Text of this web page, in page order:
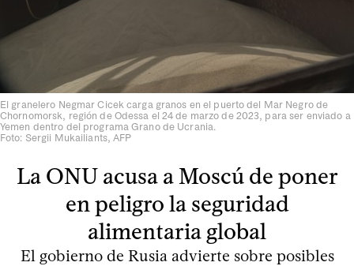
El granelero Negmar Cicek carga granos en el puerto del Mar Negro de
Chornomorsk, región de Odessa el 24 de marzo de 2023, para ser enviado a
Yemen dentro del programa Grano de Ucrania.
Foto: Sergii Mukailiants, AFP
La ONU acusa a Moscú de poner
en peligro la seguridad
alimentaria global
El gobierno de Rusia advierte sobre posibles